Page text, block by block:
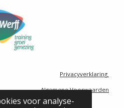
voor analyse-
Privacyverklaring
Algemene Voorwaarden